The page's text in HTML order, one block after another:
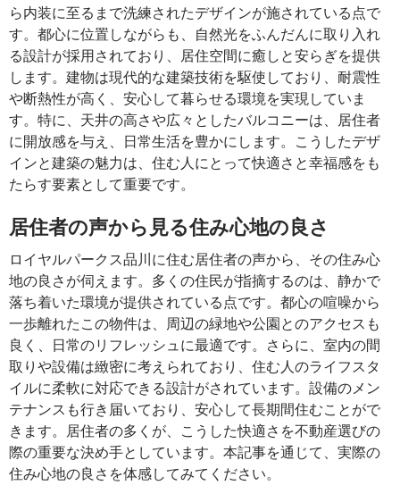
ら内装に至るまで洗練されたデザインが施されている点で
す。都心に位置しながらも、自然光をふんだんに取り入れ
る設計が採用されており、居住空間に癒しと安らぎを提供
します。建物は現代的な建築技術を駆使しており、耐震性
や断熱性が高く、安心して暮らせる環境を実現していま
す。特に、天井の高さや広々としたバルコニーは、居住者
に開放感を与え、日常生活を豊かにします。こうしたデザ
インと建築の魅力は、住む人にとって快適さと幸福感をも
たらす要素として重要です。
居住者の声から見る住み心地の良さ
ロイヤルパークス品川に住む居住者の声から、その住み心
地の良さが伺えます。多くの住民が指摘するのは、静かで
落ち着いた環境が提供されている点です。都心の喧噪から
一歩離れたこの物件は、周辺の緑地や公園とのアクセスも
良く、日常のリフレッシュに最適です。さらに、室内の間
取りや設備は緻密に考えられており、住む人のライフスタ
イルに柔軟に対応できる設計がされています。設備のメン
テナンスも行き届いており、安心して長期間住むことがで
きます。居住者の多くが、こうした快適さを不動産選びの
際の重要な決め手としています。本記事を通じて、実際の
住み心地の良さを体感してみてください。